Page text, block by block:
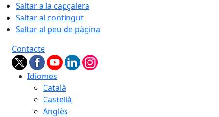
Saltar a la capçalera
Saltar al contingut
Saltar al peu de pàgina
Contacte
Idiomes
Català
Castellà
Anglès